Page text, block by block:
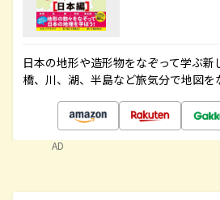
日本の地形や造形物をなぞって学ぶ
橋、川、湖、半島など旅気分で地図を
AD